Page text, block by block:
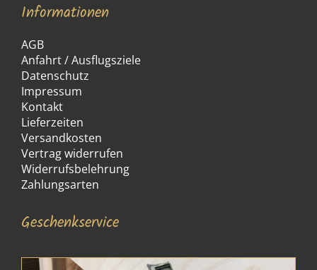
Informationen
AGB
Anfahrt / Ausflugsziele
Datenschutz
Impressum
Kontakt
Lieferzeiten
Versandkosten
Vertrag widerrufen
Widerrufsbelehrung
Zahlungsarten
Geschenkservice